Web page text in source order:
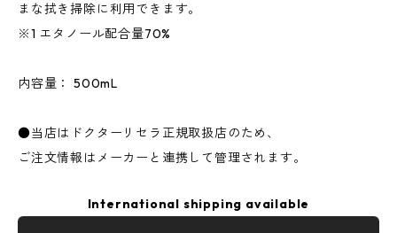
まな拭き掃除に利用できます。
※1 エタノール配合量70%
内容量： 500mL
●当店はドクターリセラ正規取扱店のため、
ご注文情報はメーカーと連携して管理されます。
International shipping available